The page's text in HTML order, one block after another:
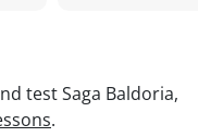
test Saga Baldoria,
.